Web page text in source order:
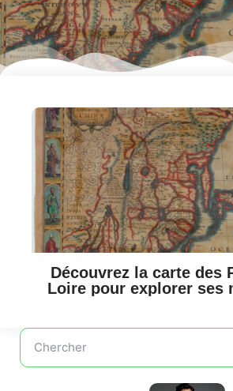
Découvrez la carte des
Loire pour explorer ses